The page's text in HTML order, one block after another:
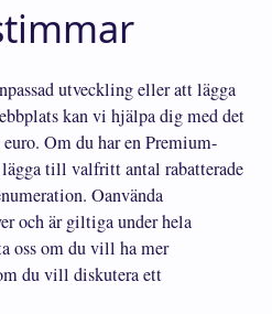
utveckling eller att lägga
kan vi hjälpa dig med det
Om du har en Premium-
till valfritt antal rabatterade
Oanvända
och är giltiga under hela
oss om du vill ha mer
du vill diskutera ett